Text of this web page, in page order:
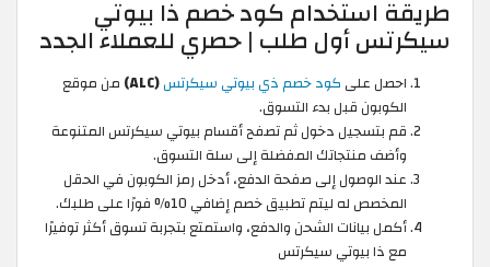
طريقة استخدام كود خصم ذا بيوتي
سيكرتس أول طلب | حصري للعملاء الجدد
احصل على كود خصم ذي بيوتي سيكرتس(ALC)
من موقع
الكوبون قبل بدء التسوق.
قم بتسجيل دخول ثم تصفح أقسام بيوتي سيكرتس المتنوعة
وأضف منتجاتك المفضلة إلى سلة التسوق.
عند الوصول إلى صفحة الدفع، أدخل رمز الكوبون في الحقل
المخصص له ليتم تطبيق خصم إضافي 10% فورًا على طلبك.
أكمل بيانات الشحن والدفع، واستمتع بتجربة تسوق أكثر توفيرًا
مع ذا بيوتي سيكرتس